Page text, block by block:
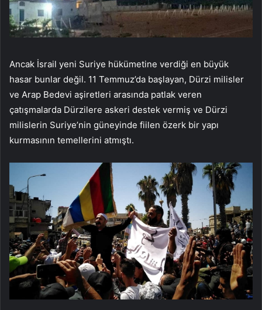
Ancak İsrail yeni Suriye hükümetine verdiği en büyük
hasar bunlar değil. 11 Temmuz’da başlayan, Dürzi milisler
ve Arap Bedevi aşiretleri arasında patlak veren
çatışmalarda Dürzilere askeri destek vermiş ve Dürzi
milislerin Suriye’nin güneyinde fiilen özerk bir yapı
kurmasının temellerini atmıştı.